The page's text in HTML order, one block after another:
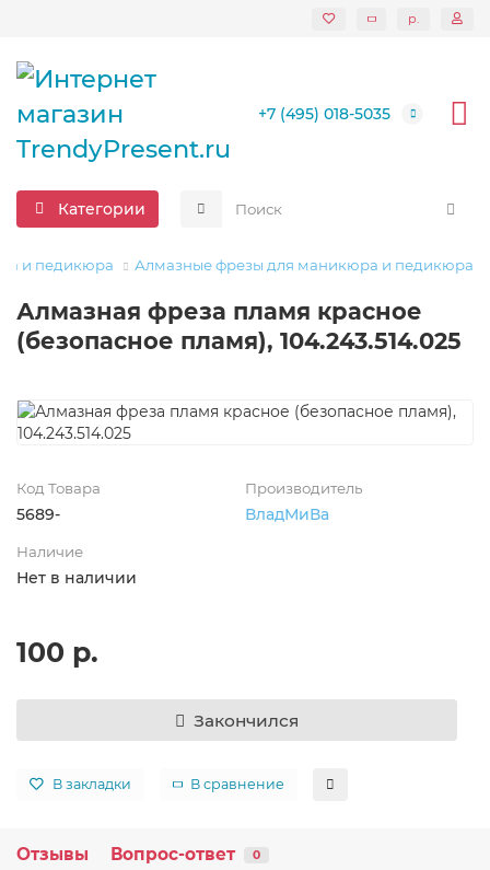
р.
+7 (495) 018-5035
Категории
и педикюра Алмазные фрезы для маникюра и педикюра
Алмазная фреза пламя красное
(безопасное пламя), 104.243.514.025
Код Товара
5689-
Производитель
ВладМиВа
Наличие
Нет в наличии
100 р.
Закончился
В закладки В сравнение
Отзывы Вопрос-ответ 0